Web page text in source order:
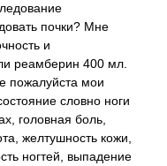
почки? Мне
и
реамберин 400 мл.
пожалуйста мои
словно ноги
головная боль,
желтушность кожи,
ногтей, выпадение